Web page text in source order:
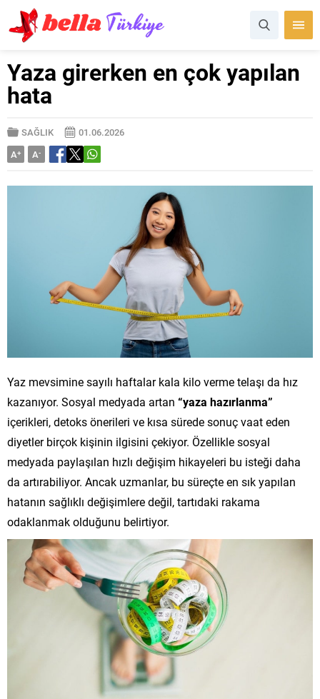
Yaza girerken en çok yapılan
hata
SAĞLIK
01.06.2026
A+ A-
Yaz mevsimine sayılı haftalar kala kilo verme telaşı da hız
kazanıyor. Sosyal medyada artan “yaza hazırlanma”
içerikleri, detoks önerileri ve kısa sürede sonuç vaat eden
diyetler birçok kişinin ilgisini çekiyor. Özellikle sosyal
medyada paylaşılan hızlı değişim hikayeleri bu isteği daha
da artırabiliyor. Ancak uzmanlar, bu süreçte en sık yapılan
hatanın sağlıklı değişimlere değil, tartıdaki rakama
odaklanmak olduğunu belirtiyor.